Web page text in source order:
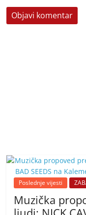
Poslednje vijesti
Muzička